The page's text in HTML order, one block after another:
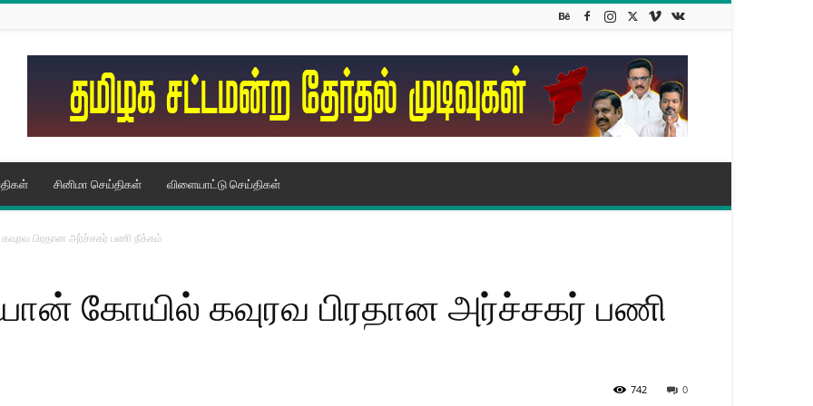
சினிமா செய்திகள் விளையாட்டு செய்திகள்
பிரதான அர்ச்சகர் பணி நீக்கம்
கோயில் கவுரவ பிரதான அர்ச்சகர் பணி
0
742